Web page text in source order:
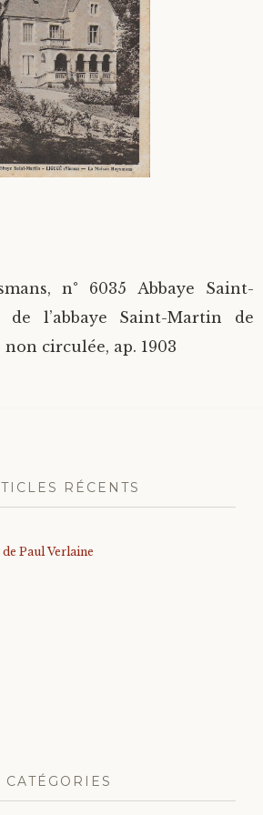
n° 6035 Abbaye Saint-
l’abbaye Saint-Martin de
non circulée, ap. 1903
RÉCENTS
Paul Verlaine
CATÉGORIES